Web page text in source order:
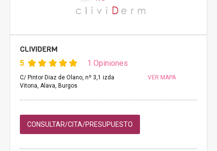
CLIVIDERM
5 1 Opiniones
C/ Pintor Diaz de Olano, nº 3,1 izda
Vitoria, Alava, Burgos
VER MAPA
CONSULTAR/CITA/PRESUPUESTO